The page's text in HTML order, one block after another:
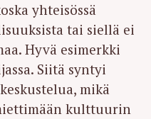
yhteisössä
tai siellä ei
Hyvä esimerkki
Siitä syntyi
mikä
kulttuurin